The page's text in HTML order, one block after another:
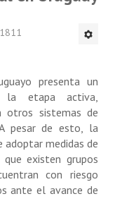
presenta un
la etapa activa,
otros sistemas de
pesar de esto, la
adoptar medidas de
existen grupos
con riesgo
ante el avance de